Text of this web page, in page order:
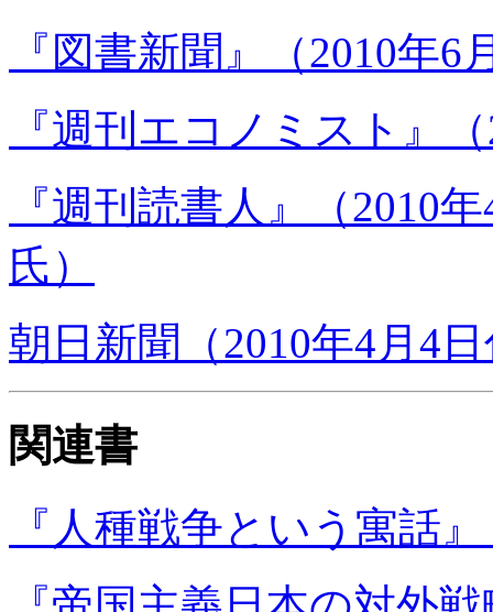
『図書新聞』（2010年
『週刊エコノミスト』
『週刊読書人』（2010
氏）
朝日新聞（2010年4月4
関連書
『人種戦争という寓話